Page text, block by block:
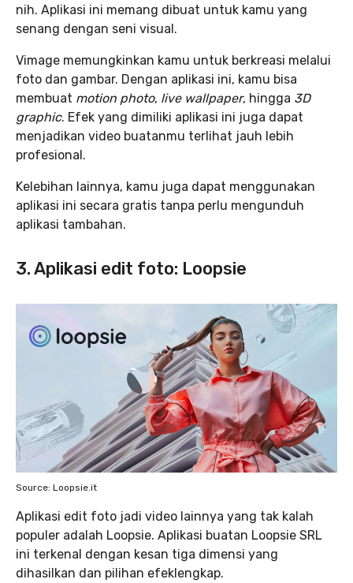
nih. Aplikasi ini memang dibuat untuk kamu yang
senang dengan seni visual.
Vimage memungkinkan kamu untuk berkreasi melalui
foto dan gambar. Dengan aplikasi ini, kamu bisa
membuat motion photo, live wallpaper, hingga 3D
graphic. Efek yang dimiliki aplikasi ini juga dapat
menjadikan video buatanmu terlihat jauh lebih
profesional.
Kelebihan lainnya, kamu juga dapat menggunakan
aplikasi ini secara gratis tanpa perlu mengunduh
aplikasi tambahan.
3. Aplikasi edit foto: Loopsie
Source: Loopsie.it
Aplikasi edit foto jadi video lainnya yang tak kalah
populer adalah Loopsie. Aplikasi buatan Loopsie SRL
ini terkenal dengan kesan tiga dimensi yang
dihasilkan dan pilihan efeklengkap.